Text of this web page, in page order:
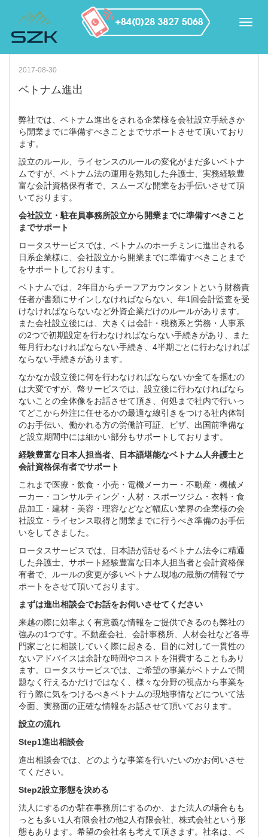
2017-08-30
ベトナム進出
弊社では、ベトナム進出をされる企業様を会社設立手続きか
ら開業までに準備すべきことまでサポートさせて頂いており
ます。
設立のルール、ライセンスのルールの変化がまだ多いベトナ
ムですが、ベトナム法の運用を熟知した弁護士、実務経験豊
富な会計資格保有者で、スムーズな開業をお手伝いさせて頂
いております。
会社設立・駐在員事務所設立から開業までに準備すべきこと
までサポート
ロータスサービスでは、ベトナムのホーチミンに進出される
日系企業様に、会社設立から開業までに準備すべきことまで
をサポートしております。
ベトナムでは、2年目からチーフアカウンタントという財務責
任者が書類にサインしなければならない、年1回会計監査を受
けなければならないなど外資企業だけのルールがあります。
また会社設立後には、大きくは会計・税務系と労務・人事系
の2つで初期設定を行わなければならない手続きがあり、また
毎月行わなければならない手続き、4半期ごとに行わなければ
ならない手続きがあります。
なかなか設立後に何を行わなければならないか全てを掴むの
は大変ですが、幣サービスでは、設立後に行わなければなら
ないことの全体像をお話させて頂き、何処まで社内で行いっ
てどこから外注に任せるかの最適な線引きをつける社内体制
のお手伝い、働かれる方の労働許可証、ビザ、出国前準備な
ど設立期間中には細かい部分もサポートしております。
経験豊富な日本人担当者、日本語堪能なベトナム人弁護士と
会計資格保有者でサポート
これまで医療・飲食・小売・電機メーカー・不動産・機械メ
ーカー・コンサルティング・人材・スポーツジム・衣料・食
品加工・建材・美容・理容などなど幅広い業界の企業様の会
社設立・ライセンス取得と開業までに行うべき準備のお手伝
いをしてきました。
ロータスサービスでは、日本語が話せるベトナム法令に精通
した弁護士、サポート経験豊富な日本人担当者と会計資格保
有者で、ルールの変更が多いベトナム現地の最新の情報でサ
ポートをさせて頂いております。
まずは進出相談会でお話をお伺いさせてください
来越の際に効率よく有意義な情報をご提供できるのも弊社の
強みの1つです。不動産会社、会計事務所、人材会社など各専
門家ごとに相談していく際に起きる、目的に対して一貫性の
ないアドバイスは余計な時間やコストを消費することもあり
ます。ロータスサービスでは、ご希望の事業がベトナムで問
題なく行えるかだけではなく、様々な分野の視点から事業を
行う際に気をつけるべきベトナムの現地事情などについて法
令面、実務面の正確な情報をお話させて頂いております。
設立の流れ
Step1進出相談会
進出相談会では、どのような事業を行いたいのかお伺いさせ
てください。
Step2設立形態を決める
法人にするのか駐在事務所にするのか、また法人の場合もも
っとも多い1人有限会社の他2人有限会社、株式会社という形
態もあります。希望の会社名も考えて頂きます。社名は、ベ